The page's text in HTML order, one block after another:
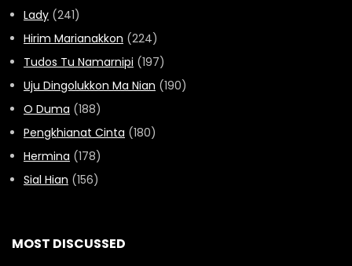
Lady (241)
Hirim Marianakkon (224)
Tudos Tu Namarnipi (197)
Uju Dingolukkon Ma Nian (190)
O Duma (188)
Pengkhianat Cinta (180)
Hermina (178)
Sial Hian (156)
MOST DISCUSSED